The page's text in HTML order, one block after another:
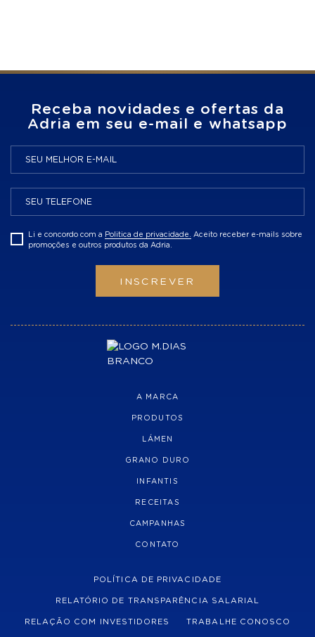
Receba novidades e ofertas da
Adria em seu e-mail e whatsapp
Li e concordo com a Politica de privacidade.
Aceito receber e-mails sobre
promoções e outros produtos da Adria.
INSCREVER
A MARCA
PRODUTOS
LÁMEN
GRANO DURO
INFANTIS
RECEITAS
CAMPANHAS
CONTATO
POLÍTICA DE PRIVACIDADE
RELATÓRIO DE TRANSPARÊNCIA SALARIAL
RELAÇÃO COM INVESTIDORES TRABALHE CONOSCO